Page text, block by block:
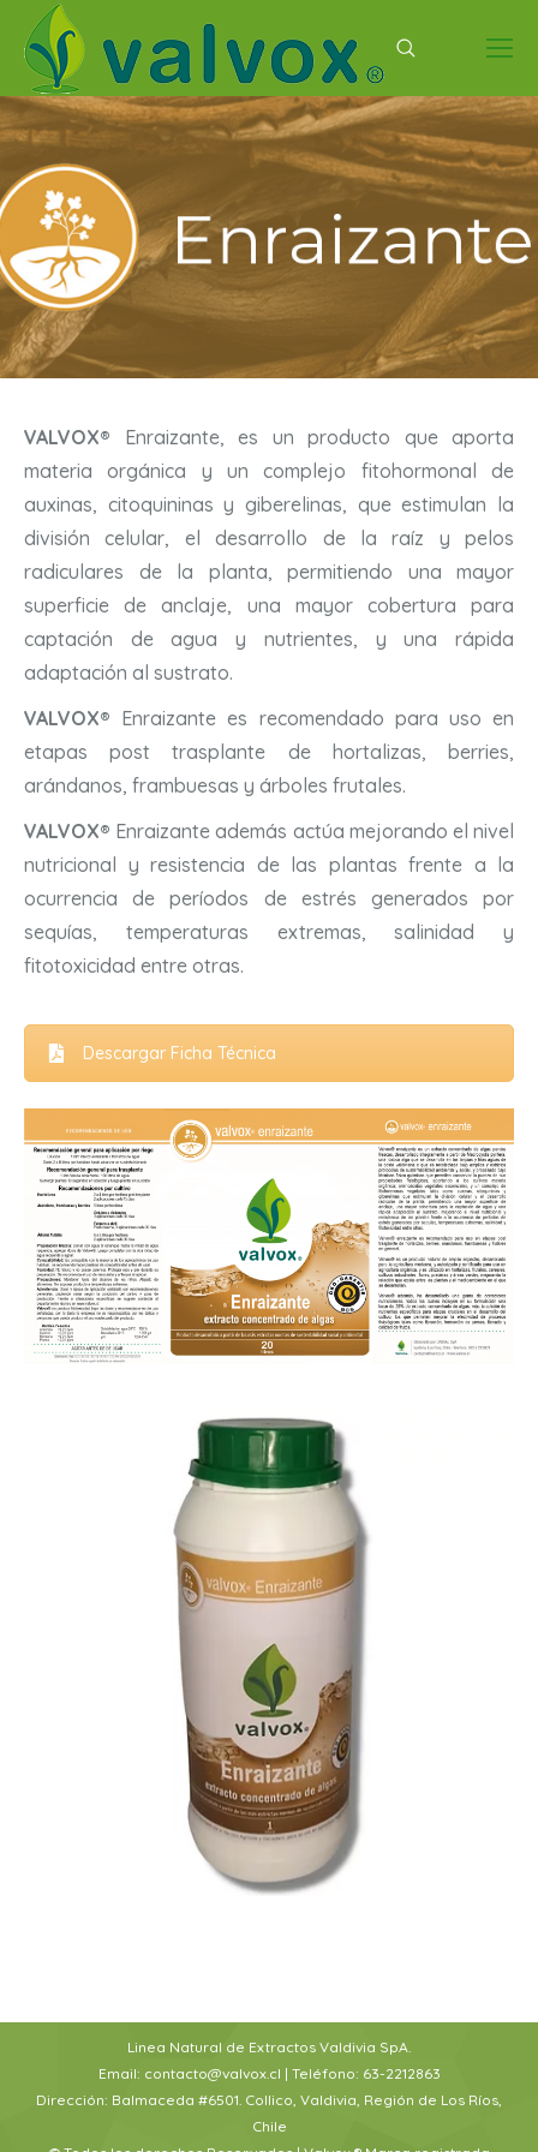
Buscar:
VALVOX® Enraizante, es un producto que aporta
materia orgánica y un complejo fitohormonal de
auxinas, citoquininas y giberelinas, que estimulan la
división celular, el desarrollo de la raíz y pelos
radiculares de la planta, permitiendo una mayor
superficie de anclaje, una mayor cobertura para
captación de agua y nutrientes, y una rápida
adaptación al sustrato.
VALVOX® Enraizante es recomendado para uso en
etapas post trasplante de hortalizas, berries,
arándanos, frambuesas y árboles frutales.
VALVOX® Enraizante además actúa mejorando el nivel
nutricional y resistencia de las plantas frente a la
ocurrencia de períodos de estrés generados por
sequías, temperaturas extremas, salinidad y
fitotoxicidad entre otras.
Descargar Ficha Técnica
Linea Natural de Extractos Valdivia SpA.
Email: contacto@valvox.cl | Teléfono: 63-2212863
Dirección: Balmaceda #6501. Collico, Valdivia, Región de Los Ríos,
Chile